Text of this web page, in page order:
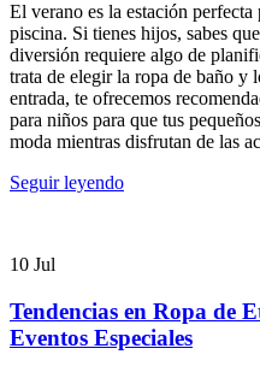
El verano es la estación
piscina. Si tienes hijos, sabes
diversión requiere algo de
trata de elegir la ropa de baño y
entrada, te ofrecemos
para niños para que tus
moda mientras disfrutan de las
Seguir leyendo
10 Jul
Tendencias en Ropa de
Eventos Especiales